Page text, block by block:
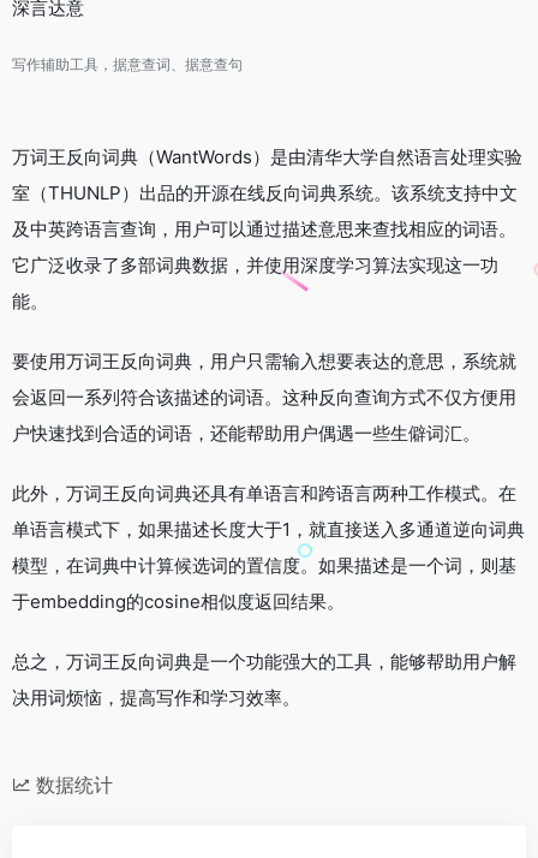
深言达意
写作辅助工具，据意查词、据意查句
万词王反向词典（WantWords）是由清华大学自然语言处理实验
室（THUNLP）出品的开源在线反向词典系统。该系统支持中文
及中英跨语言查询，用户可以通过描述意思来查找相应的词语。
它广泛收录了多部词典数据，并使用深度学习算法实现这一功
能。
要使用万词王反向词典，用户只需输入想要表达的意思，系统就
会返回一系列符合该描述的词语。这种反向查询方式不仅方便用
户快速找到合适的词语，还能帮助用户偶遇一些生僻词汇。
此外，万词王反向词典还具有单语言和跨语言两种工作模式。在
单语言模式下，如果描述长度大于1，就直接送入多通道逆向词典
模型，在词典中计算候选词的置信度。如果描述是一个词，则基
于embedding的cosine相似度返回结果。
总之，万词王反向词典是一个功能强大的工具，能够帮助用户解
决用词烦恼，提高写作和学习效率。
数据统计